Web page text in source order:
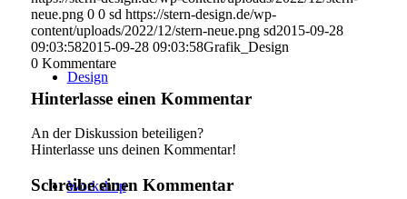
Design
Workshop
neue.png 0 0 sd https://stern-design.de/wp-
content/uploads/2022/12/stern-neue.png sd2015-09-28
09:03:582015-09-28 09:03:58Grafik_Design
0 Kommentare
Hinterlasse einen Kommentar
An der Diskussion beteiligen?
Hinterlasse uns deinen Kommentar!
Schreibe einen Kommentar